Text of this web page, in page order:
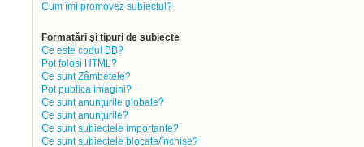
Cum îmi promovez subiectul?
Formatări şi tipuri de subiecte
Ce este codul BB?
Pot folosi HTML?
Ce sunt Zâmbetele?
Pot publica imagini?
Ce sunt anunţurile globale?
Ce sunt anunţurile?
Ce sunt subiectele importante?
Ce sunt subiectele blocate/închise?